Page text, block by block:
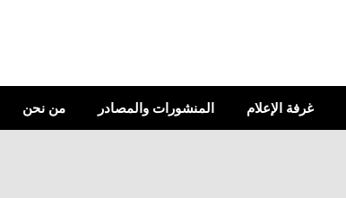
غرفة الإعلام المنشورات والمصادر من نحن